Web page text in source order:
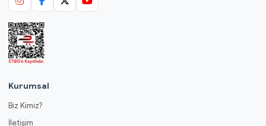
Kurumsal
Biz Kimiz?
İletişim